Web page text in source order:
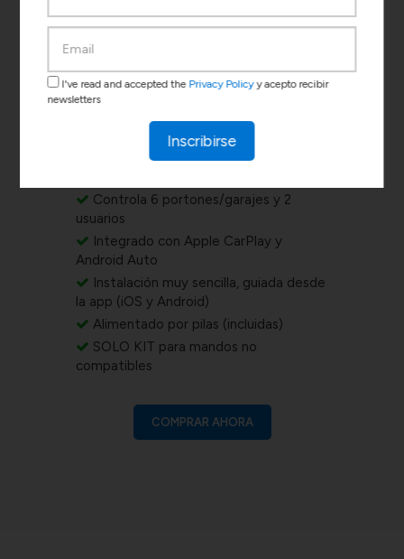
SOLO AUTO + KIT
Envío por mensajería y devolución en 30 días
Controla 6 portones/garajes y 2
usuarios
Integrado con Apple CarPlay y
Android Auto
Instalación muy sencilla, guiada desde
la app (iOS y Android)
Alimentado por pilas (incluidas)
SOLO KIT para mandos no
compatibles
COMPRAR AHORA
I've read and accepted the Privacy Policy y acepto recibir
newsletters
Inscribirse